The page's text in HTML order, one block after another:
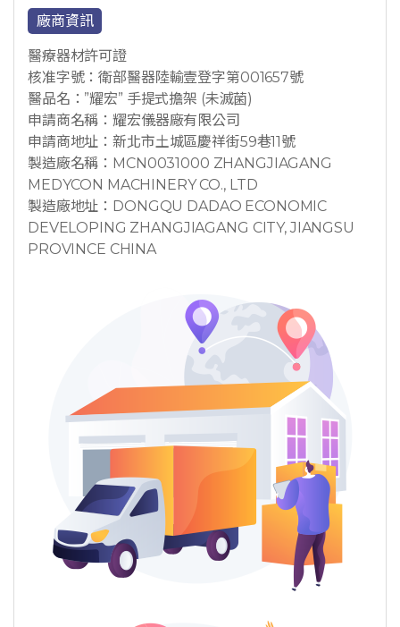
廠商資訊
醫療器材許可證
核准字號：衛部醫器陸輸壹登字第001657號
醫品名：”耀宏” 手提式擔架 (未滅菌)
申請商名稱：耀宏儀器廠有限公司
申請商地址：新北市土城區慶祥街59巷11號
製造廠名稱：MCN0031000 ZHANGJIAGANG
MEDYCON MACHINERY CO., LTD
製造廠地址：DONGQU DADAO ECONOMIC
DEVELOPING ZHANGJIAGANG CITY, JIANGSU
PROVINCE CHINA